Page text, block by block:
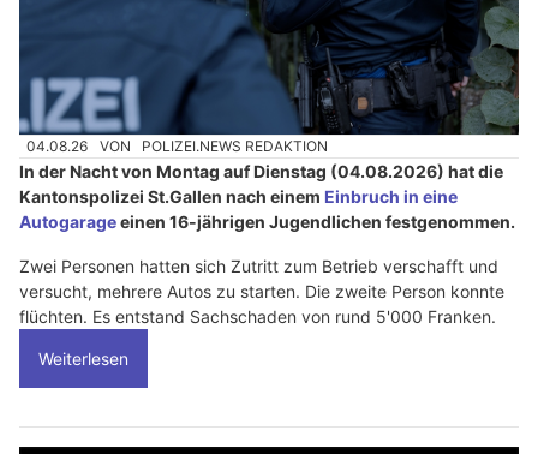
04.08.26 VON POLIZEI.NEWS REDAKTION
In der Nacht von Montag auf Dienstag (04.08.2026) hat die
Kantonspolizei St.Gallen nach einem Einbruch in eine
Autogarageeinen 16-jährigen Jugendlichen festgenommen.
Zwei Personen hatten sich Zutritt zum Betrieb verschafft und
versucht, mehrere Autos zu starten. Die zweite Person konnte
flüchten. Es entstand Sachschaden von rund 5'000 Franken.
Weiterlesen